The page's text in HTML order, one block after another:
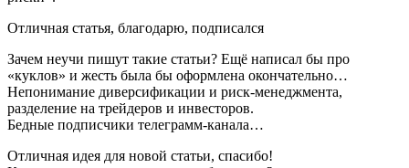
Отличная статья, благодарю, подписался
Зачем неучи пишут такие статьи? Ещё написал бы про
«куклов» и жесть была бы оформлена окончательно…
Непонимание диверсификации и риск-менеджмента,
разделение на трейдеров и инвесторов.
Бедные подписчики телеграмм-канала…
Отличная идея для новой статьи, спасибо!